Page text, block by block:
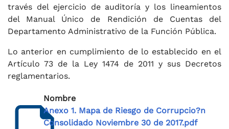
través del ejercicio de auditoría y los lineamientos
del Manual Único de Rendición de Cuentas del
Departamento Administrativo de la Función Pública.
Lo anterior en cumplimiento de lo establecido en el
Artículo 73 de la Ley 1474 de 2011 y sus Decretos
reglamentarios.
Nombre
Anexo 1. Mapa de Riesgo de Corrupcio?n
Consolidado Noviembre 30 de 2017.pdf